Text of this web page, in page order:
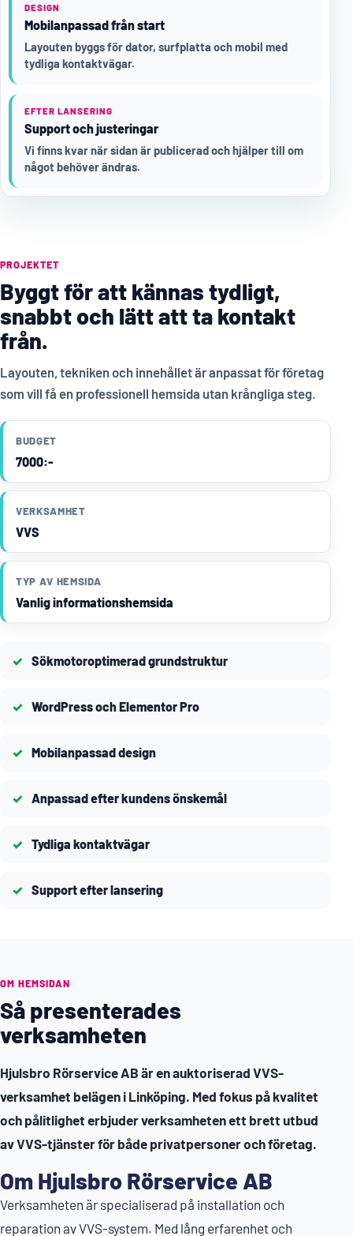
DESIGN
Mobilanpassad från start
Layouten byggs för dator, surfplatta och mobil med
tydliga kontaktvägar.
EFTER LANSERING
Support och justeringar
Vi finns kvar när sidan är publicerad och hjälper till om
något behöver ändras.
PROJEKTET
Byggt för att kännas tydligt,
snabbt och lätt att ta kontakt
från.
Layouten, tekniken och innehållet är anpassat för företag
som vill få en professionell hemsida utan krångliga steg.
BUDGET
7000:-
VERKSAMHET
VVS
TYP AV HEMSIDA
Vanlig informationshemsida
Sökmotoroptimerad grundstruktur
WordPress och Elementor Pro
Mobilanpassad design
Anpassad efter kundens önskemål
Tydliga kontaktvägar
Support efter lansering
OM HEMSIDAN
Så presenterades
verksamheten
Hjulsbro Rörservice AB är en auktoriserad VVS-
verksamhet belägen i Linköping. Med fokus på kvalitet
och pålitlighet erbjuder verksamheten ett brett utbud
av VVS-tjänster för både privatpersoner och företag.
Om Hjulsbro Rörservice AB
Verksamheten är specialiserad på installation och
reparation av VVS-system. Med lång erfarenhet och